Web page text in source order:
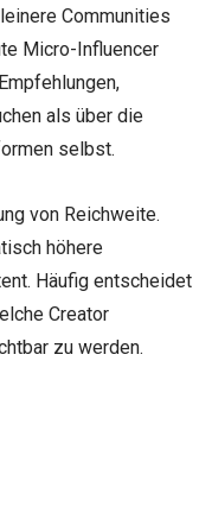
Communities
Micro-Influencer
als über die
selbst.
von Reichweite.
höhere
Häufig entscheidet
Creator
zu werden.